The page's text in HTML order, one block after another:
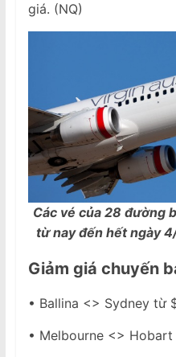
giá. (NQ)
Các vé của 28 đường
từ nay đến hết ngày
Giảm giá chuyến
• Ballina <> Sydney từ
• Melbourne <>